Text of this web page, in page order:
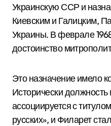
Украинскую ССР и
Киевским и Галицким,
Украины. В феврале
достоинство
Это назначение имело
Исторически
ассоциируется с
русских», и Филарет